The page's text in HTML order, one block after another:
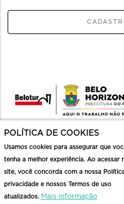
POLÍTICA DE COOKIES
Usamos cookies para assegurar que
tenha a melhor experiência. Ao acessar
site, você concorda com a nossa
privacidade e nossos Termos de uso
atualizados. Mais informação